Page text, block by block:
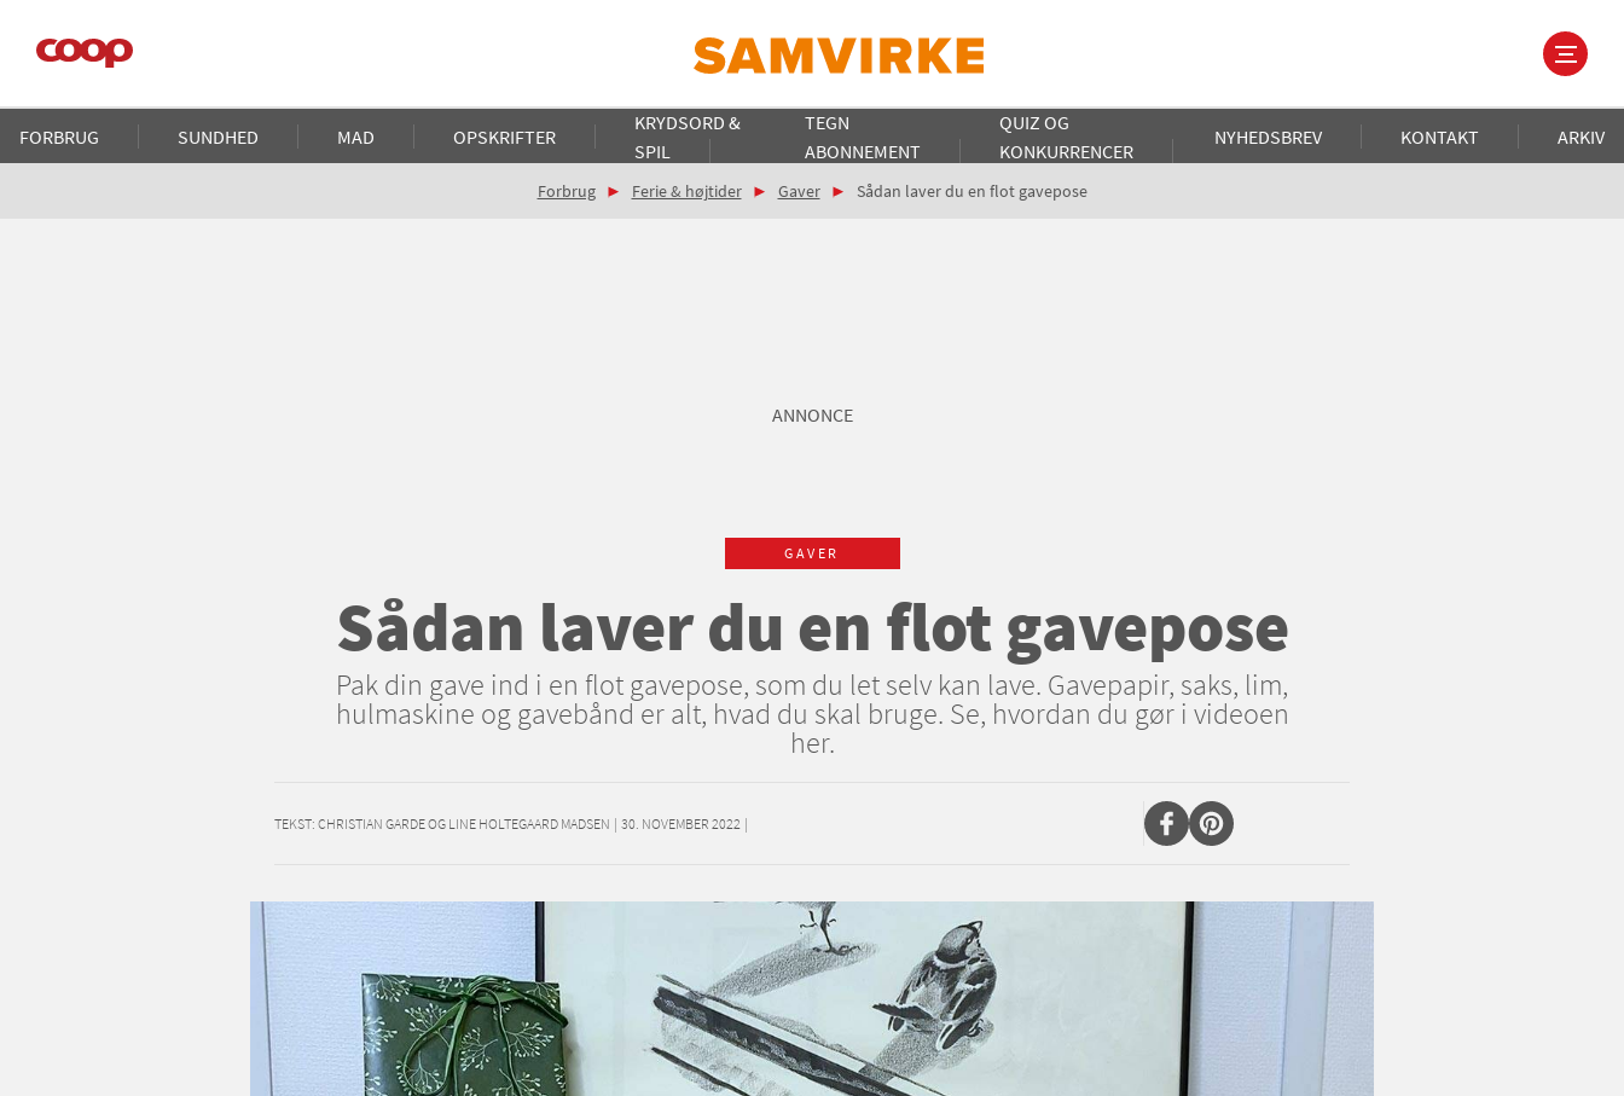
hovedindhold
Main
navigation
FORBRUG SUNDHED MAD OPSKRIFTER
KRYDSORD &
SPIL
TEGN
ABONNEMENT
QUIZ OG
KONKURRENCER
NYHEDSBREV KONTAKT ARKIV
Brødkrumme
Forbrug Ferie & højtider Gaver Sådan laver du en flot gavepose
ANNONCE
GAVER
Sådan laver du en flot gavepose
Pak din gave ind i en flot gavepose, som du let selv kan lave. Gavepapir, saks, lim,
hulmaskine og gavebånd er alt, hvad du skal bruge. Se, hvordan du gør i videoen
her.
TEKST: CHRISTIAN GARDE OG LINE HOLTEGAARD MADSEN | 30. NOVEMBER 2022 |